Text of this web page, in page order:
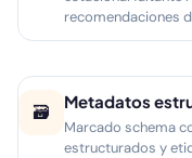
recomendaciones
🗃 Metadatos
Marcado schema
estructurados y